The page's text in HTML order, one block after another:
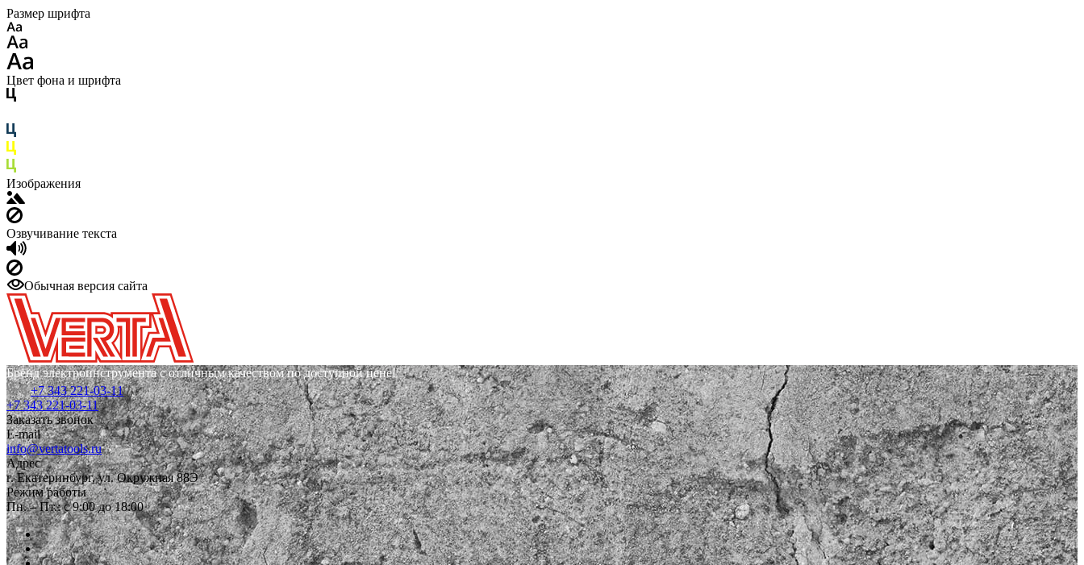
Размер шрифта
Цвет фона и шрифта
Изображения
Озвучивание текста
Обычная версия сайта
Бренд электроинструмента с отличным качеством по доступной цене!
+7 343 221-03-11
+7 343 221-03-11
Заказать звонок
E-mail
info@vertatools.ru
Адрес
г. Екатеринбург, ул. Окружная 88Э
Режим работы
Пн. – Пт.: с 9:00 до 18:00